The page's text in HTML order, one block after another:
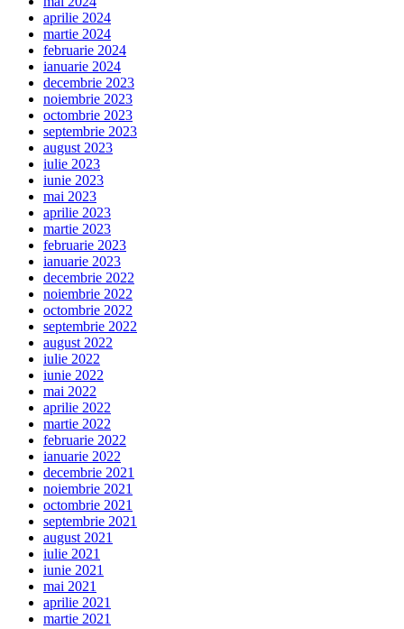
aprilie 2024
martie 2024
februarie 2024
ianuarie 2024
decembrie 2023
noiembrie 2023
octombrie 2023
septembrie 2023
august 2023
iulie 2023
iunie 2023
mai 2023
aprilie 2023
martie 2023
februarie 2023
ianuarie 2023
decembrie 2022
noiembrie 2022
octombrie 2022
septembrie 2022
august 2022
iulie 2022
iunie 2022
mai 2022
aprilie 2022
martie 2022
februarie 2022
ianuarie 2022
decembrie 2021
noiembrie 2021
octombrie 2021
septembrie 2021
august 2021
iulie 2021
iunie 2021
mai 2021
aprilie 2021
martie 2021